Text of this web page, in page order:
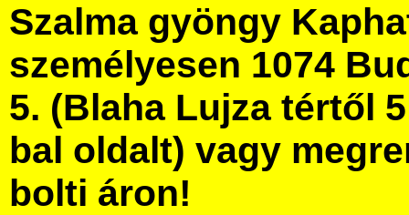
Szalma gyöngy
személyesen 1074
5. (Blaha Lujza tértől
bal oldalt) vagy
bolti áron!